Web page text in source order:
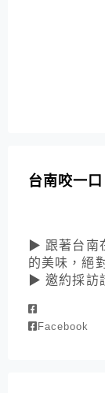
台南咬一口
▶ 跟著台南
的美味，絕
▶ 邀約採訪
Facebook